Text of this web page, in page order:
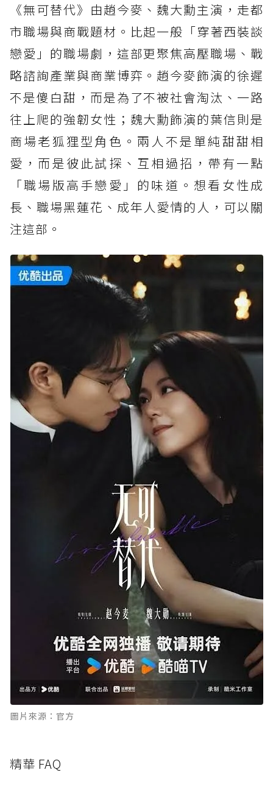
《無可替代》由趙今麥、魏大勳主演，走都
市職場與商戰題材。比起一般「穿著西裝談
戀愛」的職場劇，這部更聚焦高壓職場、戰
略諮詢產業與商業博弈。趙今麥飾演的徐遲
不是傻白甜，而是為了不被社會淘汰、一路
往上爬的強韌女性；魏大勳飾演的葉信則是
商場老狐狸型角色。兩人不是單純甜甜相
愛，而是彼此試探、互相過招，帶有一點
「職場版高手戀愛」的味道。想看女性成
長、職場黑蓮花、成年人愛情的人，可以關
注這部。
圖片來源：官方
精華 FAQ